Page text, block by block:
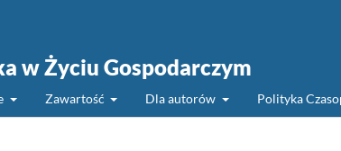
w Życiu Gospodarczym
Zawartość Dla autorów Polityka